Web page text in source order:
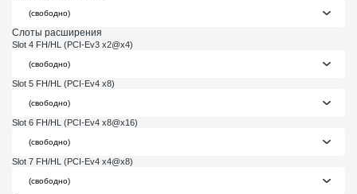
Слоты расширения
Slot 4 FH/HL (PCI-Ev3 x2@x4)
Slot 5 FH/HL (PCI-Ev4 x8)
Slot 6 FH/HL (PCI-Ev4 x8@x16)
Slot 7 FH/HL (PCI-Ev4 x4@x8)